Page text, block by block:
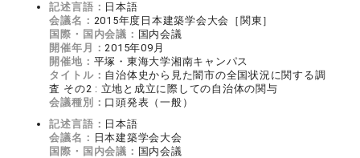
記述言語： 日本語
会議名： 2015年度日本建築学会大会［関東］
国際・国内会議： 国内会議
開催年月：2015年09月
開催地： 平塚・東海大学湘南キャンパス
タイトル： 自治体史から見た闇市の全国状況に関する調
査 その2 : 立地と成立に際しての自治体の関与
会議種別： 口頭発表（一般）
記述言語： 日本語
会議名： 日本建築学会大会
国際・国内会議： 国内会議